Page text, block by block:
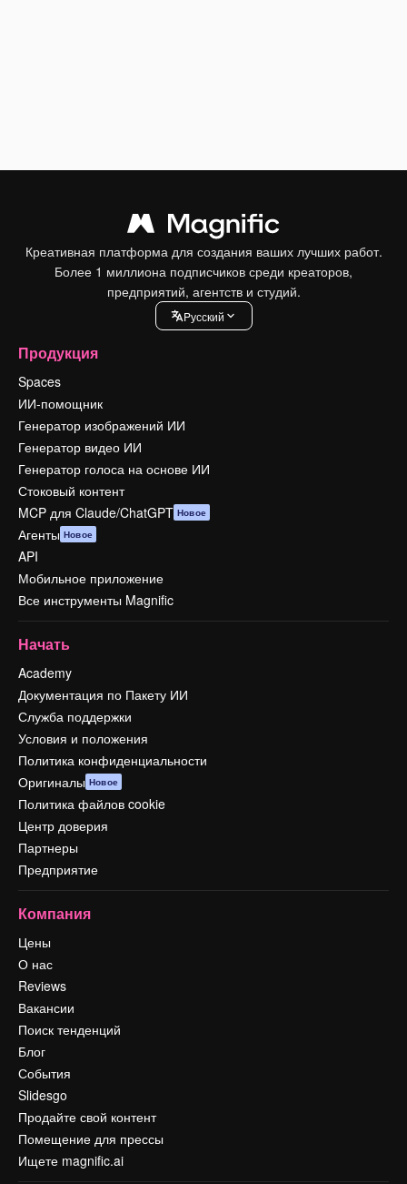
Креативная платформа для создания ваших лучших работ.
Более 1 миллиона подписчиков среди креаторов,
предприятий, агентств и студий.
Pусский
Продукция
Spaces
ИИ-помощник
Генератор изображений ИИ
Генератор видео ИИ
Генератор голоса на основе ИИ
Стоковый контент
MCP для Claude/ChatGPT Новое
Агенты Новое
API
Мобильное приложение
Все инструменты Magnific
Начать
Academy
Документация по Пакету ИИ
Служба поддержки
Условия и положения
Политика конфиденциальности
Оригиналы Новое
Политика файлов cookie
Центр доверия
Партнеры
Предприятие
Компания
Цены
О нас
Reviews
Вакансии
Поиск тенденций
Блог
События
Slidesgo
Продайте свой контент
Помещение для прессы
Ищете magnific.ai